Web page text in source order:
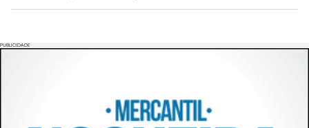
PUBLICIDADE